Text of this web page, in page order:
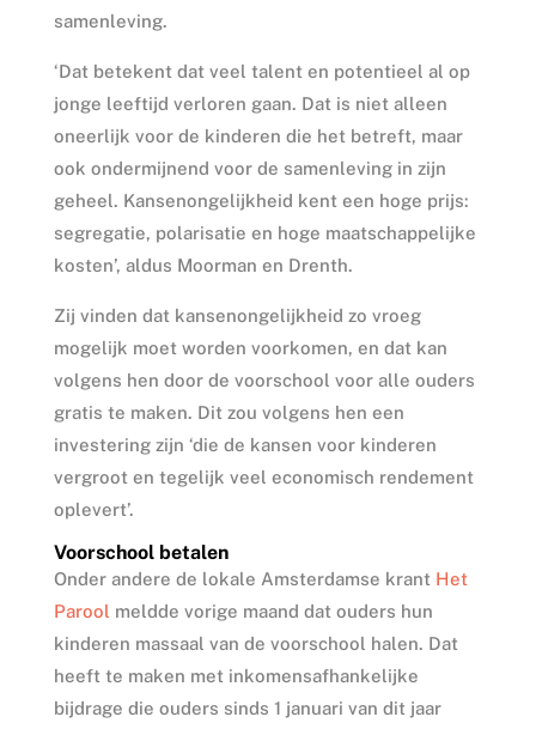
samenleving.
‘Dat betekent dat veel talent en potentieel al op
jonge leeftijd verloren gaan. Dat is niet alleen
oneerlijk voor de kinderen die het betreft, maar
ook ondermijnend voor de samenleving in zijn
geheel. Kansenongelijkheid kent een hoge prijs:
segregatie, polarisatie en hoge maatschappelijke
kosten’, aldus Moorman en Drenth.
Zij vinden dat kansenongelijkheid zo vroeg
mogelijk moet worden voorkomen, en dat kan
volgens hen door de voorschool voor alle ouders
gratis te maken. Dit zou volgens hen een
investering zijn ‘die de kansen voor kinderen
vergroot en tegelijk veel economisch rendement
oplevert’.
Voorschool betalen
Onder andere de lokale Amsterdamse krant Het
Parool meldde vorige maand dat ouders hun
kinderen massaal van de voorschool halen. Dat
heeft te maken met inkomens­afhankelijke
bijdrage die ouders sinds 1 januari van dit jaar